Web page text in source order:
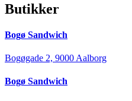
Butikker
Bogø Sandwich
Bogøgade 2, 9000 Aalborg
Bogø Sandwich